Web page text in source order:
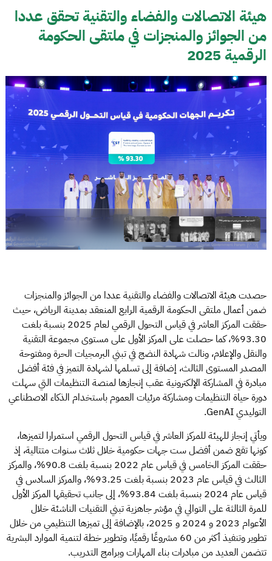
هيئة الاتصالات والفضاء والتقنية تحقق عددا
من الجوائز والمنجزات في ملتقى الحكومة
الرقمية 2025
حصدت هيئة الاتصالات والفضاء والتقنية عددا من الجوائز والمنجزات
ضمن أعمال ملتقى الحكومة الرقمية الرابع المنعقد بمدينة الرياض، حيث
حققت المركز العاشر في قياس التحول الرقمي لعام 2025 بنسبة بلغت
93.30%، كما حصلت على المركز الأول على مستوى مجموعة التقنية
والنقل والإعلام، ونالت شهادة النضج في تبني البرمجيات الحرة ومفتوحة
المصدر المستوى الثالث، إضافة إلى تسلمها لشهادة التميز في فئة أفضل
مبادرة في المشاركة الإلكترونية عقب إنجازها لمنصة التنظيمات التي سهلت
دورة حياة التنظيمات ومشاركة مرئيات العموم باستخدام الذكاء الاصطناعي
التوليدي GenAI.
ويأتي إنجاز للهيئة للمركز العاشر في قياس التحول الرقمي استمرارا لتميزها،
كونها تقع ضمن أفضل ست جهات حكومية خلال ثلاث سنوات متتالية، إذ
حققت المركز الخامس في قياس عام 2022 بنسبة بلغت 90.8%، والمركز
الثالث في قياس عام 2023 بنسبة بلغت 93.25%، والمركز السادس في
قياس عام 2024 بنسبة بلغت 93.84%، إلى جانب تحقيقها المركز الأول
للمرة الثالثة على التوالي في مؤشر جاهزية تبني التقنيات الناشئة خلال
الأعوام 2023 و 2024 و 2025، بالإضافة إلى تميزها التنظيمي من خلال
تطوير وتنفيذ أكثر من 60 مشروعًا رقميًا، وتطوير خطة لتنمية الموارد البشرية
تتضمن العديد من مبادرات بناء المهارات وبرامج التدريب.